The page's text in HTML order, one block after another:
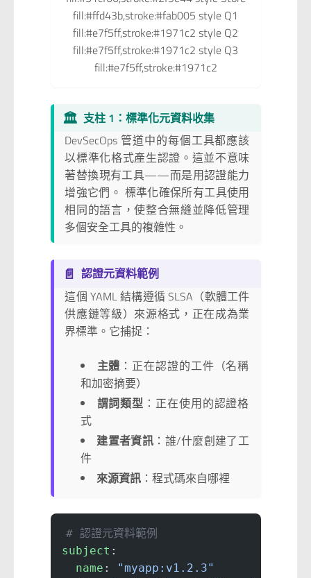
fill:#ffd43b,stroke:#fab005 style Q1
fill:#e7f5ff,stroke:#1971c2 style Q2
fill:#e7f5ff,stroke:#1971c2 style Q3
fill:#e7f5ff,stroke:#1971c2
🏛️ 支柱 1：標準化元資料收集
DevSecOps 管道中的每個工具都應該
以標準化格式產生認證。這並不意味
著替換現有工具——而是用認證能力
增強它們。 標準化確保所有工具使用
相同的語言，使整合無縫並降低管理
多個安全工具的複雜性。
📄 認證元資料範例
這個 YAML 結構遵循 SLSA（軟體工件
供應鏈等級）來源格式，正在成為業
界標準。它捕捉：
主體 ：正在認證的工件（名稱
和加密摘要）
謂詞類型 ：正在使用的認證格
式
建置者資訊 ：誰/什麼創建了工
件
來源資訊：程式碼來自哪裡
# 認證元資料範例
subject :
  name
:
"myapp:v1.2.3"